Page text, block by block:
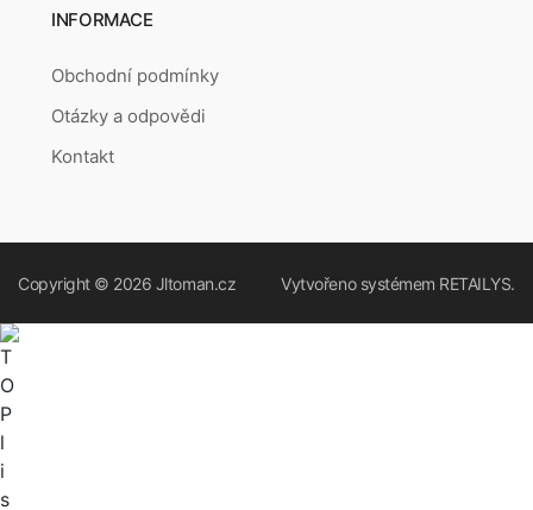
INFORMACE
Obchodní podmínky
Otázky a odpovědi
Kontakt
Copyright © 2026 Jltoman.cz Vytvořeno systémem RETAILYS.